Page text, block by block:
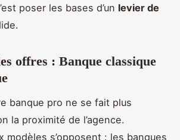
poser les bases d’un levier de
offres : Banque classique
banque pro ne se fait plus
la proximité de l’agence.
modèles s’opposent : les banques